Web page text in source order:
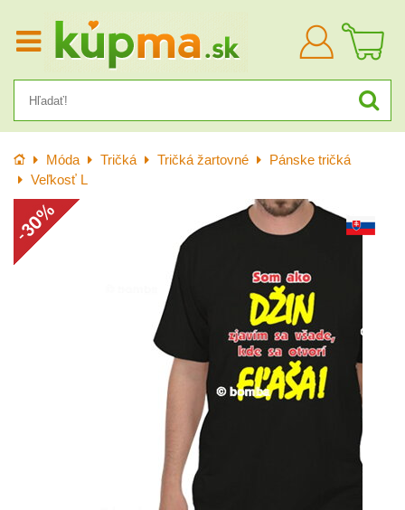
Prihlásiť
sa
Úvod Móda Tričká Tričká žartovné
Pánske tričká
Veľkosť L